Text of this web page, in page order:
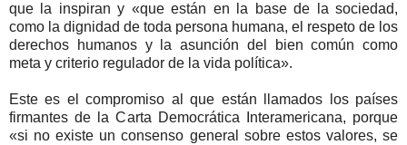
que la inspiran y «que están en la base de la sociedad,
como la dignidad de toda persona humana, el respeto de los
derechos humanos y la asunción del bien común como
meta y criterio regulador de la vida política».
Este es el compromiso al que están llamados los países
firmantes de la Carta Democrática Interamericana, porque
«si no existe un consenso general sobre estos valores, se